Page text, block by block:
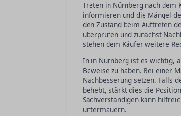
Treten in Nürnberg nach dem
informieren und die Mängel
den Zustand beim Auftreten
überprüfen und zunächst
stehen dem Käufer weitere
In in Nürnberg ist es wichtig,
Beweise zu haben. Bei einer
Nachbesserung setzen. Falls
behebt, stärkt dies die
Sachverständigen kann
untermauern.